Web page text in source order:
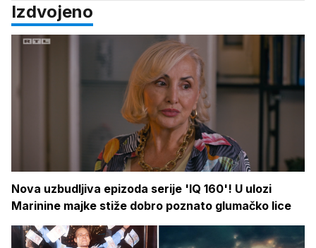
Izdvojeno
Nova uzbudljiva epizoda serije 'IQ 160'! U ulozi
Marinine majke stiže dobro poznato glumačko lice